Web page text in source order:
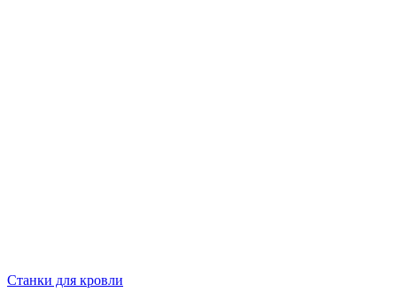
Станки для кровли